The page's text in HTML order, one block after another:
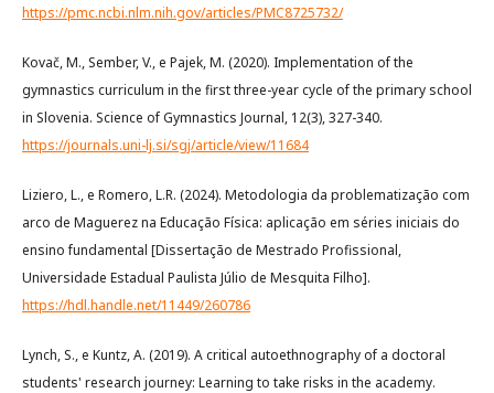
https://pmc.ncbi.nlm.nih.gov/articles/PMC8725732/
Kovač, M., Sember, V., e Pajek, M. (2020). Implementation of the
gymnastics curriculum in the first three-year cycle of the primary school
in Slovenia. Science of Gymnastics Journal, 12(3), 327-340.
https://journals.uni-lj.si/sgj/article/view/11684
Liziero, L., e Romero, L.R. (2024). Metodologia da problematização com
arco de Maguerez na Educação Física: aplicação em séries iniciais do
ensino fundamental [Dissertação de Mestrado Profissional,
Universidade Estadual Paulista Júlio de Mesquita Filho].
https://hdl.handle.net/11449/260786
Lynch, S., e Kuntz, A. (2019). A critical autoethnography of a doctoral
students' research journey: Learning to take risks in the academy.